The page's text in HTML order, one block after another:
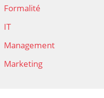
Formalité
IT
Management
Marketing